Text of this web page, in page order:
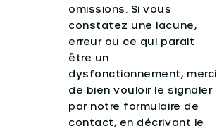
omissions. Si vous
constatez une lacune,
erreur ou ce qui parait
être un
dysfonctionnement, merci
de bien vouloir le signaler
par notre formulaire de
contact, en décrivant le